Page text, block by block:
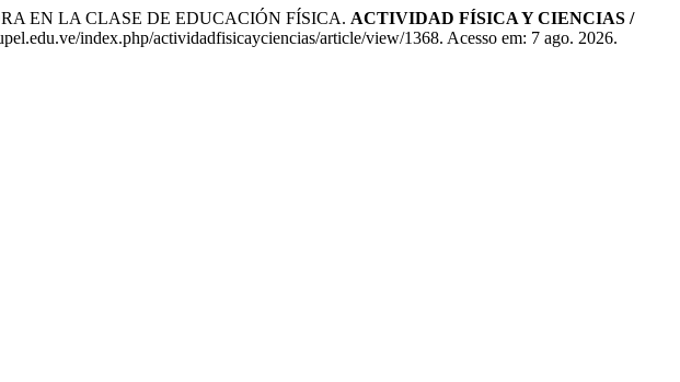
EN LA CLASE DE EDUCACIÓN FÍSICA. ACTIVIDAD FÍSICA Y CIENCIAS /
index.php/actividadfisicayciencias/article/view/1368. Acesso em: 7 ago. 2026.